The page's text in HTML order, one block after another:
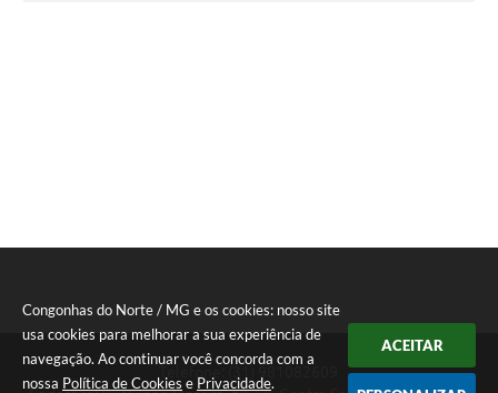
Congonhas do Norte / MG e os cookies: nosso site
usa cookies para melhorar a sua experiência de
navegação. Ao continuar você concorda com a
nossa Política de Cookies e Privacidade.
ACEITAR